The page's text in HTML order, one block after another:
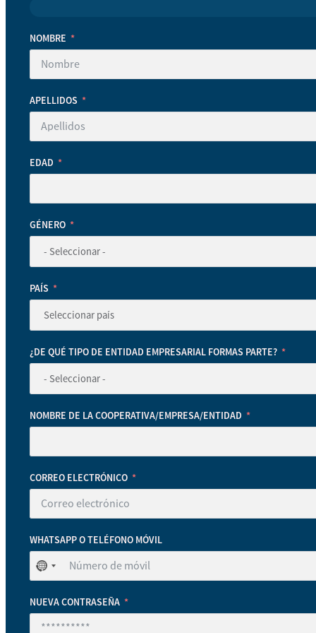
NOMBRE
APELLIDOS
EDAD
GÉNERO
PAÍS
¿DE QUÉ TIPO DE ENTIDAD EMPRESARIAL FORMAS PARTE?
NOMBRE DE LA COOPERATIVA/EMPRESA/ENTIDAD
CORREO ELECTRÓNICO
WHATSAPP O TELÉFONO MÓVIL
No
se
ha
seleccionado
ningún
NUEVA CONTRASEÑA